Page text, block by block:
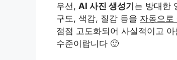
우선, AI 사진 생성기는 방대한
구도, 색감, 질감 등을 자동으로
점점 고도화되어 사실적이고
수준이랍니다 🙂